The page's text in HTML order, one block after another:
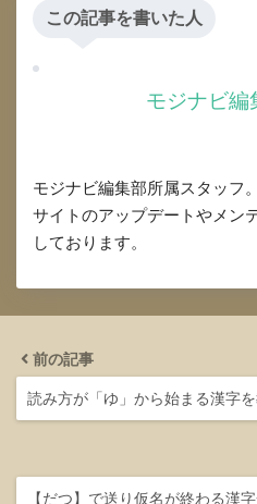
この記事を書いた人
モジナビ編
モジナビ編集部所属スタッフ
サイトのアップデートやメン
しております。
前の記事
読み方が「ゆ」から始まる漢字を
【だつ】で送り仮名が終わる漢